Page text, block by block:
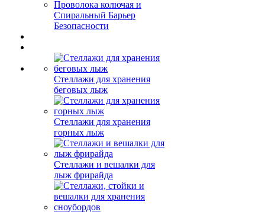
Проволока колючая и
Спиральный Барьер
Безопасности
Стеллажи для хранения
беговых лыж
Стеллажи для хранения
горных лыж
Стеллажи и вешалки для
лыж фрирайда